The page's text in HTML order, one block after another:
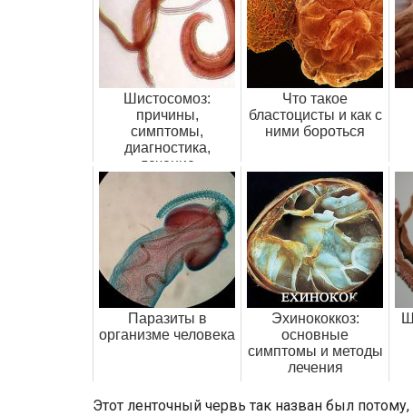
Шистосомоз:
причины,
симптомы,
диагностика,
лечение
Что такое
бластоцисты и как с
ними бороться
Паразиты в
организме человека
Эхинококкоз:
основные
симптомы и методы
лечения
Этот ленточный червь так назван был